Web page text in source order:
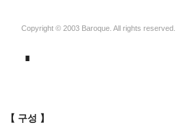
Copyright © 2003 Baroque. All rights reserved.
∎
【 구성 】